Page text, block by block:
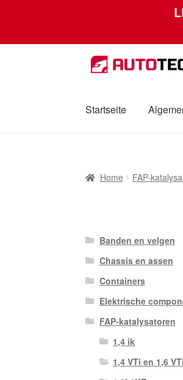
Skip
to
Skip
to
Startseite
Mijn accountOver ons
Home FAP-
Banden en velgen
Chassis en assen
Containers
Elektrische
FAP-katalysatoren
1,4 ik
1,4 VTi en 1,6 VTi